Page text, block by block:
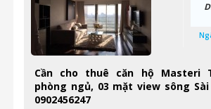
Cần cho thuê căn hộ Masteri
phòng ngủ, 03 mặt view sông
0902456247